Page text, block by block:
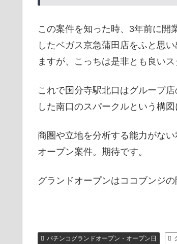
この案件を知った時、3年前に開
したベガス京急蒲田店をふと思
ますが、こっちは是非とも良い
これで国分寺駅北口はグループ
した南口のスパークルという構図
商圏や立地を分析する能力がな
オープン案件。期待です。
グランドオープンはココブンジ
パチンコグランドオープン・オープン日